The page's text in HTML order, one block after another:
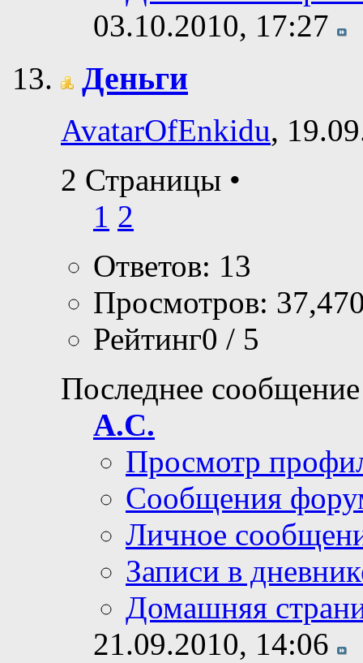
03.10.2010, 17:27
Деньги
AvatarOfEnkidu,
2 Страницы •
1 2
Ответов: 13
Просмотров:
Рейтинг0 / 5
Последнее
А.С.
Просмотр
Сообщения
Личное
Записи в
Домашняя
21.09.2010, 14:06